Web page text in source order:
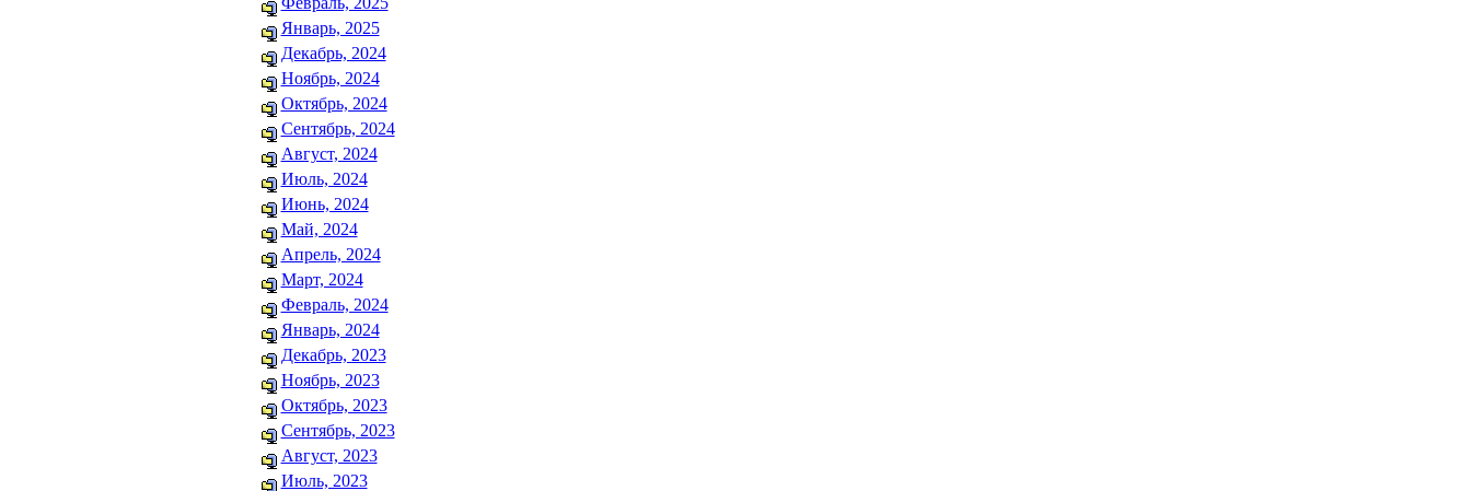
Январь, 2025
Декабрь, 2024
Ноябрь, 2024
Октябрь, 2024
Сентябрь, 2024
Август, 2024
Июль, 2024
Июнь, 2024
Май, 2024
Апрель, 2024
Март, 2024
Февраль, 2024
Январь, 2024
Декабрь, 2023
Ноябрь, 2023
Октябрь, 2023
Сентябрь, 2023
Август, 2023
Июль, 2023